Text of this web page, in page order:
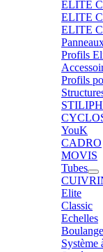
ELITE
ELITE
ELITE
Profils
Profils
YouK
CADRO
MOVIS
Tubes
Elite
Classic
Echelles
Système